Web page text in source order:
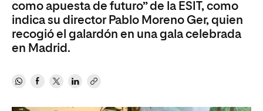
como apuesta de futuro” de la ESIT, como
indica su director Pablo Moreno Ger, quien
recogió el galardón en una gala celebrada
en Madrid.